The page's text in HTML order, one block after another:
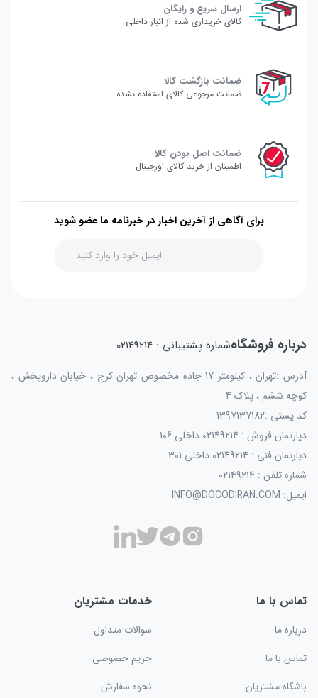
ارسال سریع و رایگان
کالای خریداری شده از انبار داخلی
ضمانت بازگشت کالا
ضمانت مرجوعی کالای استفاده نشده
ضمانت اصل بودن کالا
اطمینان از خرید کالای اورجینال
برای آگاهی از آخرین اخبار در خبرنامه ما عضو شوید
درباره فروشگاهشماره پشتیبانی : 02149214
آدرس :تهران ، کیلومتر 17 جاده مخصوص تهران کرج ، خیابان داروپخش ،
کوچه ششم ، پلاک 4
کد پستی :1397137182
دپارتمان فروش : 02149214 داخلی 106
دپارتمان فنی : 02149214 داخلی 301
شماره تلفن : 02149214
ایمیل: INFO@DOCODIRAN.COM
تماس با ما
درباره ما
تماس با ما
باشگاه مشتریان
خدمات مشتریان
سوالات متداول
حریم خصوصی
نحوه سفارش